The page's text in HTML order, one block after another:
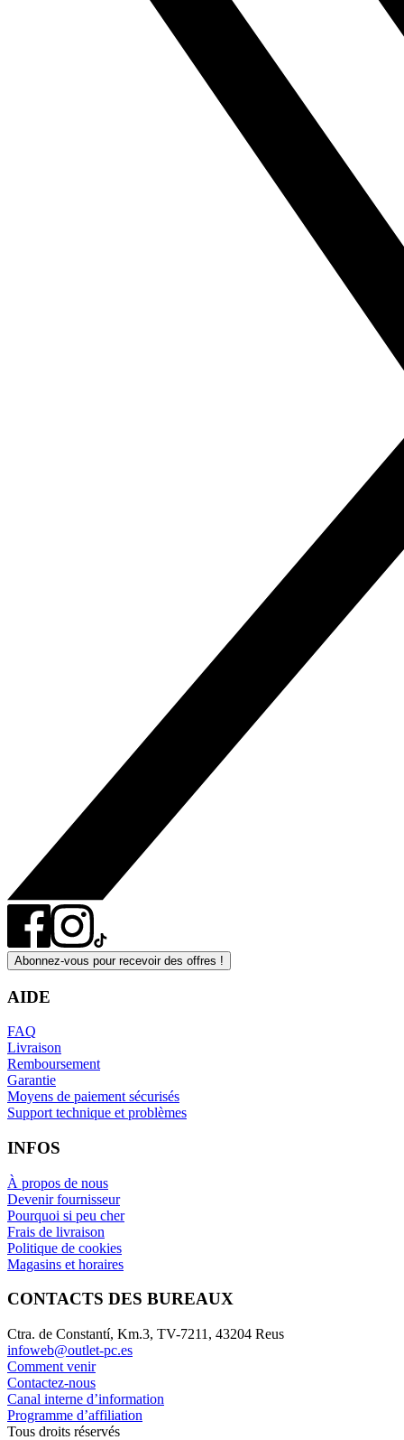
Abonnez-vous pour recevoir des offres !
AIDE
FAQ
Livraison
Remboursement
Garantie
Moyens de paiement sécurisés
Support technique et problèmes
INFOS
À propos de nous
Devenir fournisseur
Pourquoi si peu cher
Frais de livraison
Politique de cookies
Magasins et horaires
CONTACTS DES BUREAUX
Ctra. de Constantí, Km.3, TV-7211, 43204 Reus
infoweb@outlet-pc.es
Comment venir
Contactez-nous
Canal interne d’information
Programme d’affiliation
Tous droits réservés